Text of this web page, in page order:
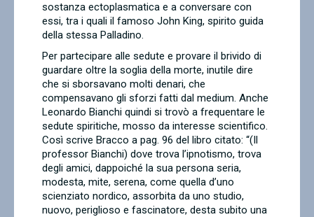
sostanza ectoplasmatica e a conversare con
essi, tra i quali il famoso John King, spirito guida
della stessa Palladino.
Per partecipare alle sedute e provare il brivido di
guardare oltre la soglia della morte, inutile dire
che si sborsavano molti denari, che
compensavano gli sforzi fatti dal medium. Anche
Leonardo Bianchi quindi si trovò a frequentare le
sedute spiritiche, mosso da interesse scientifico.
Così scrive Bracco a pag. 96 del libro citato: “(Il
professor Bianchi) dove trova l’ipnotismo, trova
degli amici, dappoiché la sua persona seria,
modesta, mite, serena, come quella d’uno
scienziato nordico, assorbita da uno studio,
nuovo, periglioso e fascinatore, desta subito una